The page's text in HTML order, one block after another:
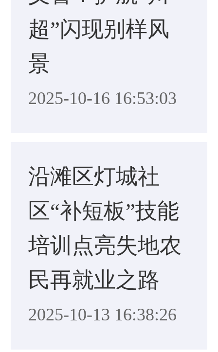
超”闪现别样风
景
2025-10-16 16:53:03
沿滩区灯城社
区“补短板”技能
培训点亮失地农
民再就业之路
2025-10-13 16:38:26